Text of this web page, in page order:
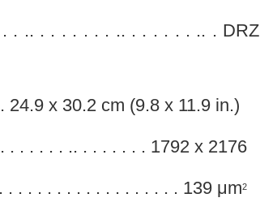
.. . . . . . . . .. . . . . . . .. . DRZ
x 30.2 cm (9.8 x 11.9 in.)
. . . . . .. . . . . . . . 1792 x 2176
. . . . . . . . . . . . . . . . . 139 μm2